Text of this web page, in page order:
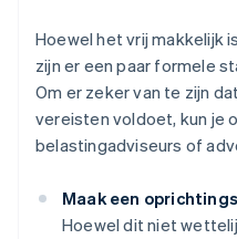
Hoewel het vrij makkelijk
zijn er een paar formele
Om er zeker van te zijn
vereisten voldoet, kun je
belastingadviseurs of
Maak een
Hoewel dit niet